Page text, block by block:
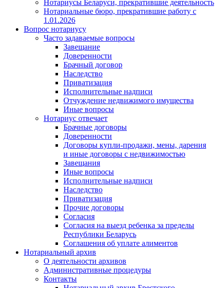
Нотариусы Беларуси, прекратившие деятельность
Нотариальные бюро, прекратившие работу с
1.01.2026
Вопрос нотариусу
Часто задаваемые вопросы
Завещание
Доверенности
Брачный договор
Наследство
Приватизация
Исполнительные надписи
Отчуждение недвижимого имущества
Иные вопросы
Нотариус отвечает
Брачные договоры
Доверенности
Договоры купли-продажи, мены, дарения
и иные договоры с недвижимостью
Завещания
Иные вопросы
Исполнительные надписи
Наследство
Приватизация
Прочие договоры
Согласия
Согласия на выезд ребенка за пределы
Республики Беларусь
Соглашения об уплате алиментов
Нотариальный архив
О деятельности архивов
Административные процедуры
Контакты